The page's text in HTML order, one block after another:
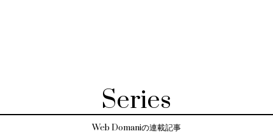
Series
Web Domaniの連載記事